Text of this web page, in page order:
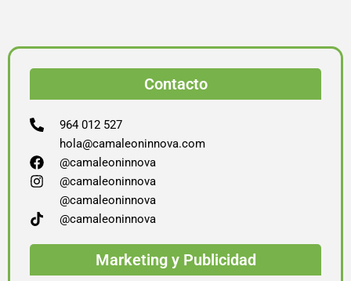
Contacto
964 012 527
hola@camaleoninnova.com
@camaleoninnova
@camaleoninnova
@camaleoninnova
@camaleoninnova
Marketing y Publicidad